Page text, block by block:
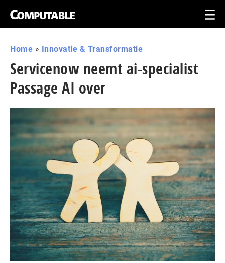
Home » Innovatie & Transformatie
Servicenow neemt ai-specialist
Passage AI over